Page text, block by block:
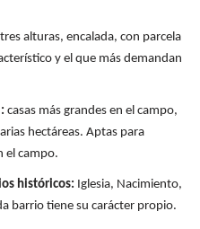
alturas, encalada, con parcela
y el que más demandan
casas más grandes en el campo,
hectáreas. Aptas para
el campo.
históricos: Iglesia, Nacimiento,
barrio tiene su carácter propio.